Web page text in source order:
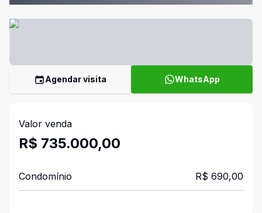
Agendar visita WhatsApp
Valor venda
R$ 735.000,00
Condomínio R$ 690,00